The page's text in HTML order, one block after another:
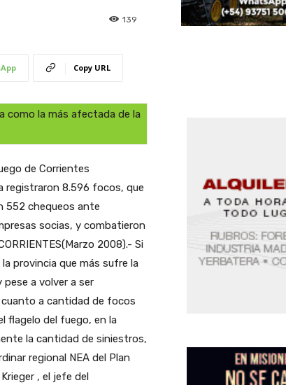
139
Copy URL
como la más afectada de la
de Corrientes
registraron 8.596 focos, que
552 chequeos ante
socias, y combatieron
2008).- Si
provincia que más sufre la
a volver a ser
a cantidad de focos
flagelo del fuego, en la
la cantidad de siniestros,
regional NEA del Plan
, el jefe del